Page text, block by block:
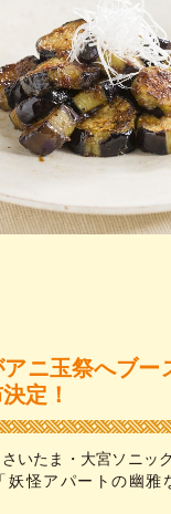
アニ玉祭へブ
定！
いたま・大宮ソニッ
妖怪アパートの幽雅